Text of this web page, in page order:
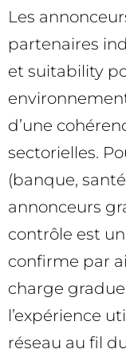
Les
partenaires
et suitability
d’une
sectorielles.
(banque,
annonceurs
contrôle est
confirme par
charge
l’expérience
réseau au fil